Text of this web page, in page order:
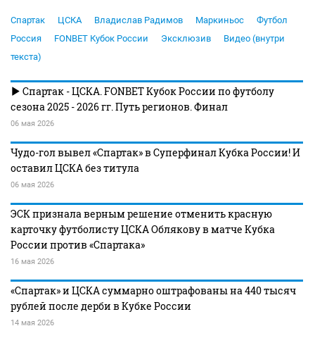
Спартак ЦСКА Владислав Радимов Маркиньос
Футбол
Россия
FONBET Кубок России Эксклюзив
Видео (внутри
текста)
Спартак - ЦСКА. FONBET Кубок России по футболу
сезона 2025 - 2026 гг. Путь регионов. Финал
06 мая 2026
Чудо-гол вывел «Спартак» в Суперфинал Кубка России! И
оставил ЦСКА без титула
06 мая 2026
ЭСК признала верным решение отменить красную
карточку футболисту ЦСКА Облякову в матче Кубка
России против «Спартака»
16 мая 2026
«Спартак» и ЦСКА суммарно оштрафованы на 440 тысяч
рублей после дерби в Кубке России
14 мая 2026